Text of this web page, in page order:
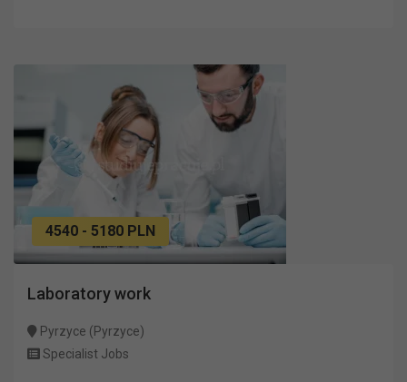
4540 - 5180 PLN
Laboratory work
Pyrzyce (Pyrzyce)
Specialist Jobs